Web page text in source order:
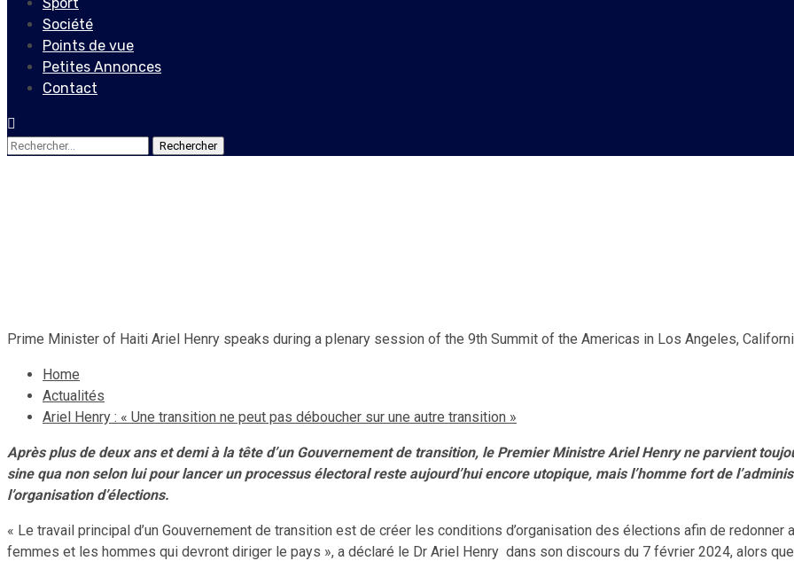
Société
Points de vue
Petites Annonces
Contact
Rechercher :
Prime Minister of Haiti Ariel Henry speaks during a plenary session of the 9th Summit of the Americas in Los Angeles,
Home
Actualités
Ariel Henry : « Une transition ne peut pas déboucher sur une autre transition »
Après plus de deux ans et demi à la tête d’un Gouvernement de transition, le Premier Ministre Ariel Henry ne parvient
sine qua non selon lui pour lancer un processus électoral reste aujourd’hui encore utopique, mais l’homme fort de
l’organisation d’élections.
« Le travail principal d’un Gouvernement de transition est de créer les conditions d’organisation des élections afin de
femmes et les hommes qui devront diriger le pays », a déclaré le Dr Ariel Henry dans son discours du 7 février 2024, alors